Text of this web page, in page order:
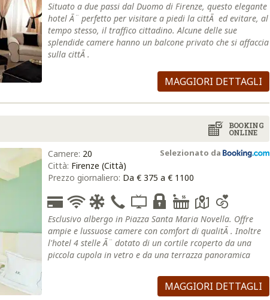
Situato a due passi dal Duomo di Firenze, questo elegante
hotel Ã¨ perfetto per visitare a piedi la cittÃ ed evitare, al
tempo stesso, il traffico cittadino. Alcune delle sue
splendide camere hanno un balcone privato che si affaccia
sulla cittÃ .
MAGGIORI DETTAGLI
BOOKING
ONLINE
Selezionato da
Camere: 20
Città: Firenze (Città)
Prezzo giornaliero: Da € 375 a € 1100
Esclusivo albergo in Piazza Santa Maria Novella. Offre
ampie e lussuose camere con comfort di qualitÃ . Inoltre
l'hotel 4 stelle Ã¨ dotato di un cortile rcoperto da una
piccola cupola in vetro e da una terrazza panoramica
MAGGIORI DETTAGLI